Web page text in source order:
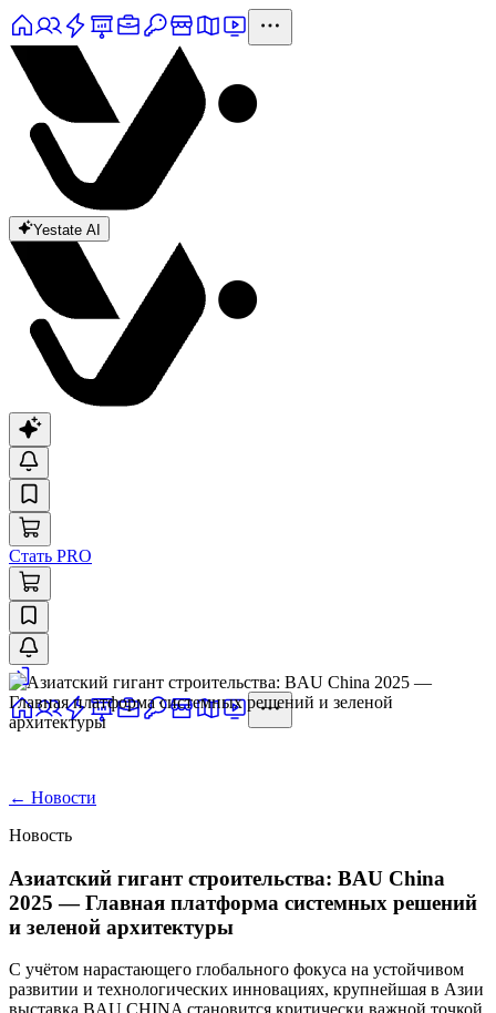
Yestate AI
Стать PRO
← Новости
Новость
Азиатский гигант строительства: BAU China
2025 — Главная платформа системных решений
и зеленой архитектуры
С учётом нарастающего глобального фокуса на устойчивом
развитии и технологических инновациях, крупнейшая в Азии